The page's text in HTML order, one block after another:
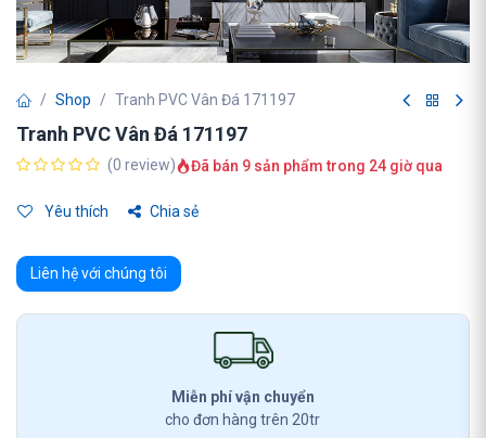
Shop Tranh PVC Vân Đá 171197
Tranh PVC Vân Đá 171197
(0 review) Đã bán 9 sản phẩm trong 24 giờ qua
Yêu thích Chia sẻ
Liên hệ với chúng tôi
Miễn phí vận chuyển
cho đơn hàng trên 20tr